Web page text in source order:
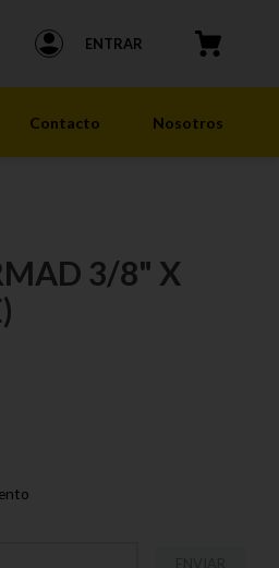
ENTRAR
Contacto Nosotros
3/8" X